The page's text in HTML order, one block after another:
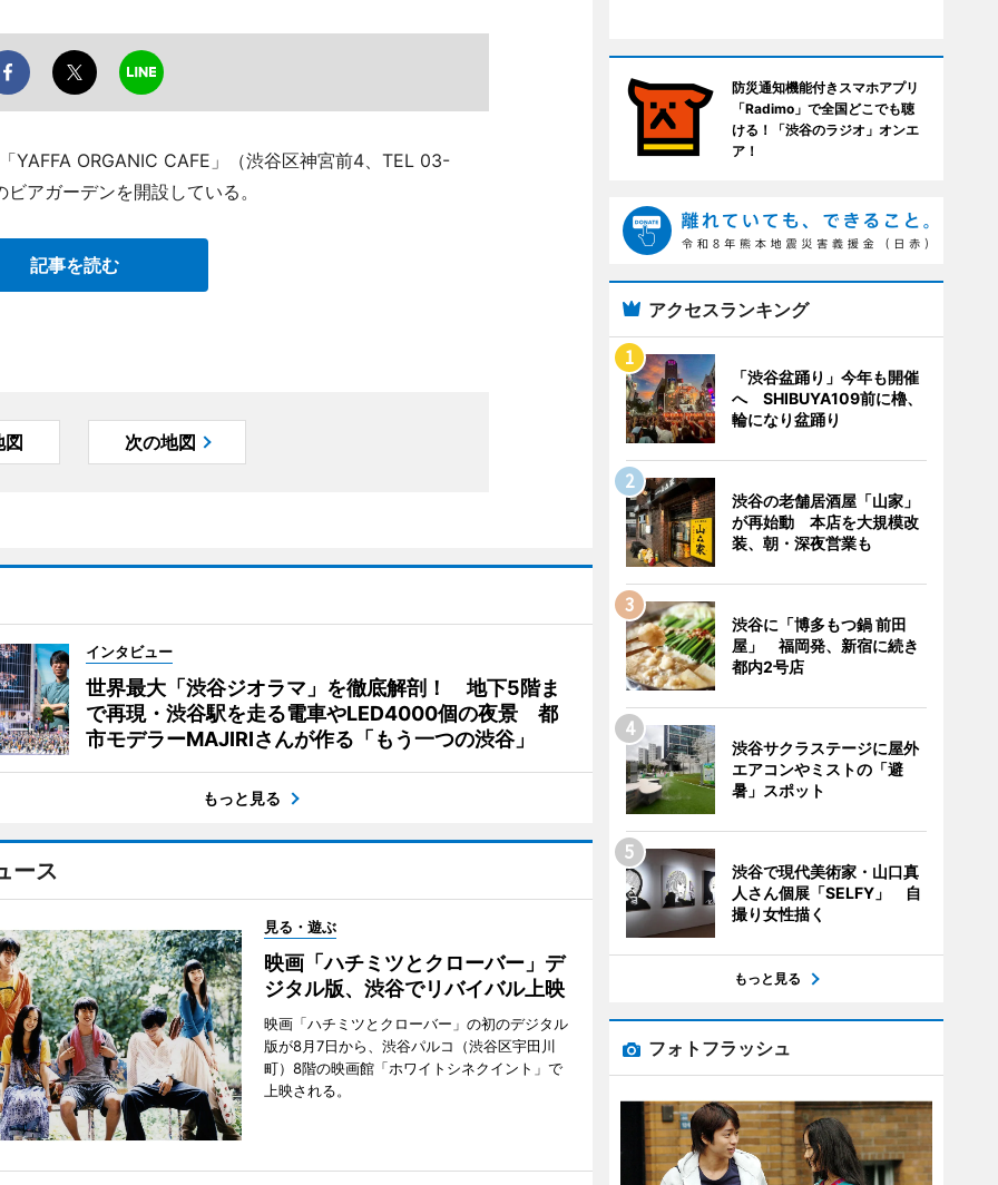
YAFFA ORGANIC CAFE」（渋谷区神宮前4、TEL 03-
アガーデンを開設している。
記事を読む
図 次の地図
インタビュー
世界最大「渋谷ジオラマ」を徹底解剖！ 地下5階ま
で再現・渋谷駅を走る電車やLED4000個の夜景 都
市モデラーMAJIRIさんが作る「もう一つの渋谷」
もっと見る
ース
見る・遊ぶ
映画「ハチミツとクローバー」デ
ジタル版、渋谷でリバイバル上映
映画「ハチミツとクローバー」の初のデジタル
版が8月7日から、渋谷パルコ（渋谷区宇田川
町）8階の映画館「ホワイトシネクイント」で
上映される。
防災通知機能付きスマホアプリ
「Radimo」で全国どこでも聴
ける！「渋谷のラジオ」オンエ
ア！
アクセスランキング
「渋谷盆踊り」今年も開催
へ SHIBUYA109前に櫓、
輪になり盆踊り
渋谷の老舗居酒屋「山家」
が再始動 本店を大規模改
装、朝・深夜営業も
渋谷に「博多もつ鍋 前田
屋」 福岡発、新宿に続き
都内2号店
渋谷サクラステージに屋外
エアコンやミストの「避
暑」スポット
渋谷で現代美術家・山口真
人さん個展「SELFY」 自
撮り女性描く
もっと見る
フォトフラッシュ